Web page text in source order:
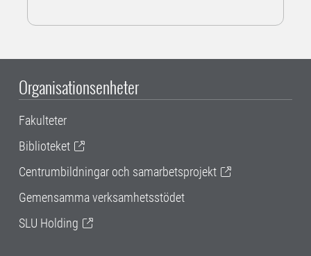
Organisationsenheter
Fakulteter
Biblioteket
Centrumbildningar och samarbetsprojekt
Gemensamma verksamhetsstödet
SLU Holding